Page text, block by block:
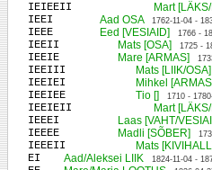
IEIEEII Mart
IEEI Aad OSA 1762-11-04 -
IEEE Eed [VESIAID] 1766 -
IEEII Mats [OSA] 1725 -
IEEIE Mare [ARMAS]
IEEIII Mats [LIIK/OSA]
IEEIEI Mihkel
IEEIEE Tio [] 1710 -
IEEIEII Mart
IEEEI Laas [VAHT/
IEEEE Madli [SÕBER]
IEEEII Mats
EI Aad/Aleksei LIIK 1824-11-04 -